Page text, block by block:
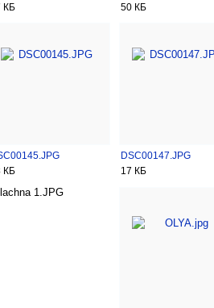
КБ
50 КБ
КБ
DSC00147.JPG
17 КБ
1.JPG